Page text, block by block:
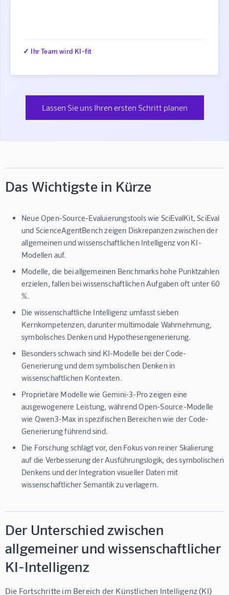
✓ Ihr Team wird KI-fit
Lassen Sie uns Ihren ersten Schritt planen
Das Wichtigste in Kürze
Neue Open-Source-Evaluierungstools wie SciEvalKit, SciEval
und ScienceAgentBench zeigen Diskrepanzen zwischen der
allgemeinen und wissenschaftlichen Intelligenz von KI-
Modellen auf.
Modelle, die bei allgemeinen Benchmarks hohe Punktzahlen
erzielen, fallen bei wissenschaftlichen Aufgaben oft unter 60
%.
Die wissenschaftliche Intelligenz umfasst sieben
Kernkompetenzen, darunter multimodale Wahrnehmung,
symbolisches Denken und Hypothesengenerierung.
Besonders schwach sind KI-Modelle bei der Code-
Generierung und dem symbolischen Denken in
wissenschaftlichen Kontexten.
Proprietäre Modelle wie Gemini-3-Pro zeigen eine
ausgewogenere Leistung, während Open-Source-Modelle
wie Qwen3-Max in spezifischen Bereichen wie der Code-
Generierung führend sind.
Die Forschung schlägt vor, den Fokus von reiner Skalierung
auf die Verbesserung der Ausführungslogik, des symbolischen
Denkens und der Integration visueller Daten mit
wissenschaftlicher Semantik zu verlagern.
Der Unterschied zwischen
allgemeiner und wissenschaftlicher
KI-Intelligenz
Die Fortschritte im Bereich der Künstlichen Intelligenz (KI)